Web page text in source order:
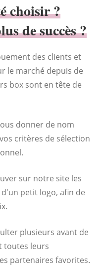
choisir ?
de succès ?
des clients et
le marché depuis de
box sont en tête de
donner de nom
critères de sélection
sur notre site les
petit logo, afin de
plusieurs avant de
toutes leurs
partenaires favorites.